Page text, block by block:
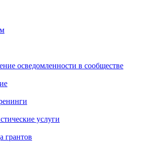
осведомленности в сообществе
услуги
грантов